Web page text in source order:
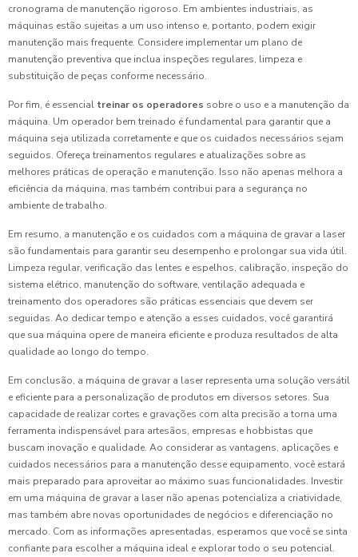
cronograma de manutenção rigoroso. Em ambientes industriais, as
máquinas estão sujeitas a um uso intenso e, portanto, podem exigir
manutenção mais frequente. Considere implementar um plano de
manutenção preventiva que inclua inspeções regulares, limpeza e
substituição de peças conforme necessário.
Por fim, é essencial treinar os operadores sobre o uso e a manutenção da
máquina. Um operador bem treinado é fundamental para garantir que a
máquina seja utilizada corretamente e que os cuidados necessários sejam
seguidos. Ofereça treinamentos regulares e atualizações sobre as
melhores práticas de operação e manutenção. Isso não apenas melhora a
eficiência da máquina, mas também contribui para a segurança no
ambiente de trabalho.
Em resumo, a manutenção e os cuidados com a máquina de gravar a laser
são fundamentais para garantir seu desempenho e prolongar sua vida útil.
Limpeza regular, verificação das lentes e espelhos, calibração, inspeção do
sistema elétrico, manutenção do software, ventilação adequada e
treinamento dos operadores são práticas essenciais que devem ser
seguidas. Ao dedicar tempo e atenção a esses cuidados, você garantirá
que sua máquina opere de maneira eficiente e produza resultados de alta
qualidade ao longo do tempo.
Em conclusão, a máquina de gravar a laser representa uma solução versátil
e eficiente para a personalização de produtos em diversos setores. Sua
capacidade de realizar cortes e gravações com alta precisão a torna uma
ferramenta indispensável para artesãos, empresas e hobbistas que
buscam inovação e qualidade. Ao considerar as vantagens, aplicações e
cuidados necessários para a manutenção desse equipamento, você estará
mais preparado para aproveitar ao máximo suas funcionalidades. Investir
em uma máquina de gravar a laser não apenas potencializa a criatividade,
mas também abre novas oportunidades de negócios e diferenciação no
mercado. Com as informações apresentadas, esperamos que você se sinta
confiante para escolher a máquina ideal e explorar todo o seu potencial.